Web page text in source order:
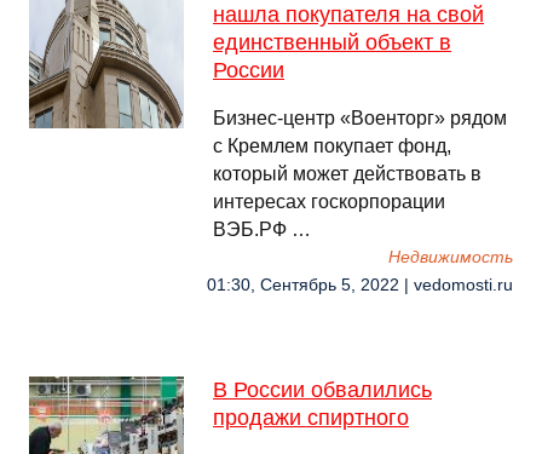
нашла покупателя на свой
единственный объект в
России
Бизнес-центр «Военторг» рядом
с Кремлем покупает фонд,
который может действовать в
интересах госкорпорации
ВЭБ.РФ …
Недвижимость
01:30, Сентябрь 5, 2022 | vedomosti.ru
В России обвалились
продажи спиртного